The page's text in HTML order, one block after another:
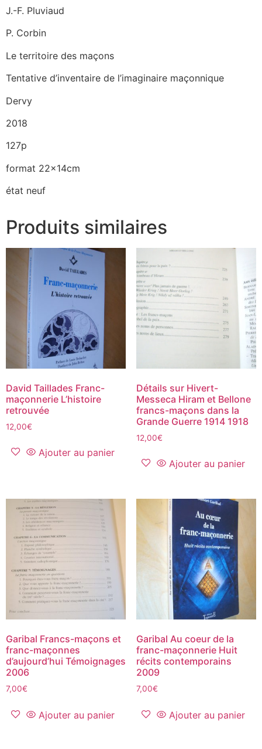
J.-F. Pluviaud
P. Corbin
Le territoire des maçons
Tentative d’inventaire de l’imaginaire maçonnique
Dervy
2018
127p
format 22x14cm
état neuf
Produits similaires
David Taillades Franc-
maçonnerie L’histoire
retrouvée
12,00€
Ajouter au panier
Détails sur Hivert-
Messeca Hiram et Bellone
francs-maçons dans la
Grande Guerre 1914 1918
12,00€
Ajouter au panier
Garibal Francs-maçons et
franc-maçonnes
d’aujourd’hui Témoignages
2006
7,00€
Ajouter au panier
Garibal Au coeur de la
franc-maçonnerie Huit
récits contemporains
2009
7,00€
Ajouter au panier